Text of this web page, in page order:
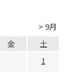
> 9月
金
土
1